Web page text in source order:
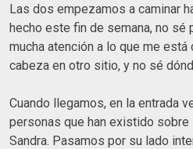
Las dos empezamos a caminar
hecho este fin de semana, no sé
mucha atención a lo que me está
cabeza en otro sitio, y no sé
Cuando llegamos, en la entrada
personas que han existido sobre
Sandra. Pasamos por su lado